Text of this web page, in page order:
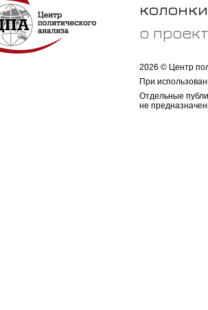
колонки
о
2026 © Центр
При
Отдельные
не